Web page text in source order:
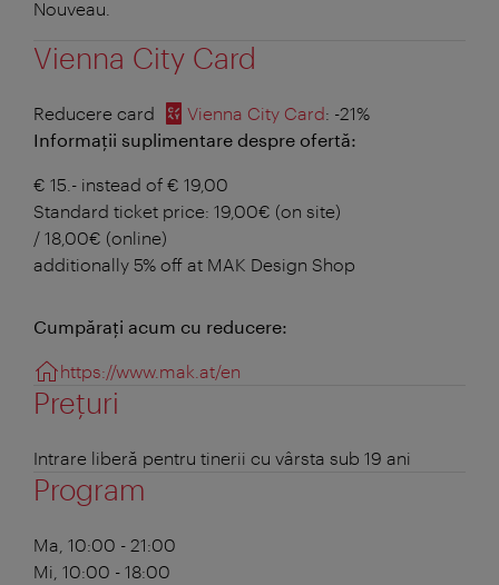
Nouveau.
Vienna City Card
Reducere card Vienna City Card: -21%
Informații suplimentare despre ofertă:
€ 15.- instead of € 19,00
Standard ticket price: 19,00€ (on site)
/ 18,00€ (online)
additionally 5% off at MAK Design Shop
Cumpăraţi acum cu reducere:
https://www.mak.at/en
Prețuri
Intrare liberă pentru tinerii cu vârsta sub 19 ani
Program
Ma, 10:00 - 21:00
Mi, 10:00 - 18:00